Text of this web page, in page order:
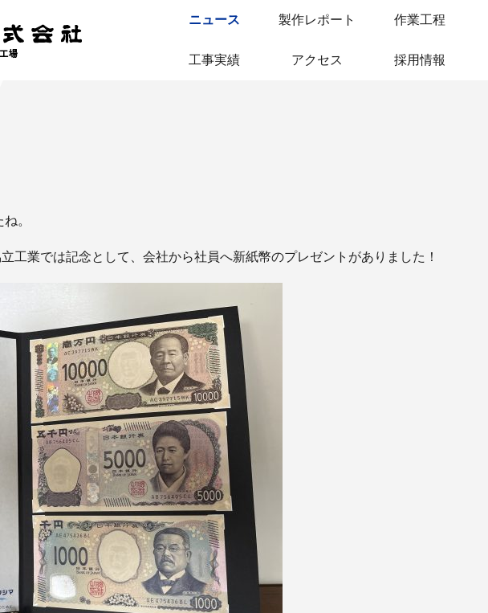
ニュース 製作レポート 作業工程
工事実績 アクセス 採用情報
。
工業では記念として、会社から社員へ新紙幣のプレゼントがありました！